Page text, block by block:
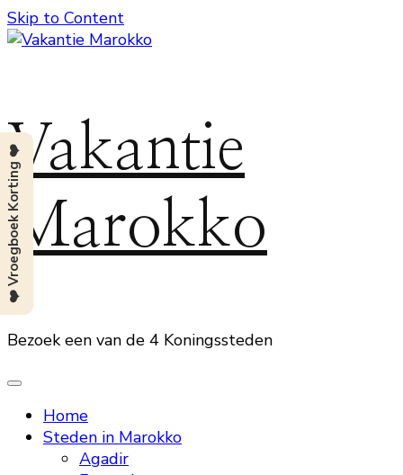
Skip to Content
Vakantie
Marokko
Bezoek een van de 4 Koningssteden
Home
Steden in Marokko
Agadir
❤️ Vroegboek Korting ❤️